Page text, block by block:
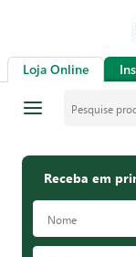
Loja Online
Receba em